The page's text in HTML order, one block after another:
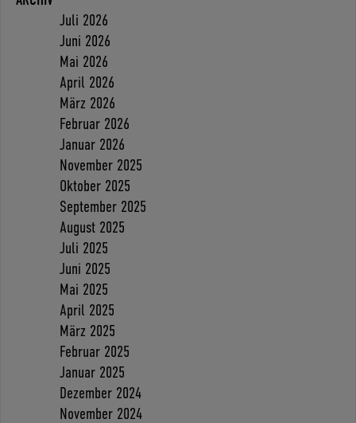
Juli 2026
Juni 2026
Mai 2026
April 2026
März 2026
Februar 2026
Januar 2026
November 2025
Oktober 2025
September 2025
August 2025
Juli 2025
Juni 2025
Mai 2025
April 2025
März 2025
Februar 2025
Januar 2025
Dezember 2024
November 2024